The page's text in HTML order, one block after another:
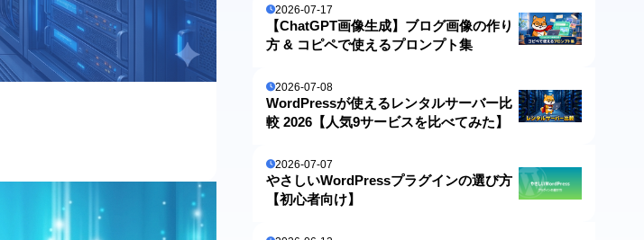
2026-07-17
【ChatGPT画像生成】ブログ画像の作り
方 & コピペで使えるプロンプト集
2026-07-08
WordPressが使えるレンタルサーバー比
較 2026【人気9サービスを比べてみた】
2026-07-07
やさしいWordPressプラグインの選び方
【初心者向け】